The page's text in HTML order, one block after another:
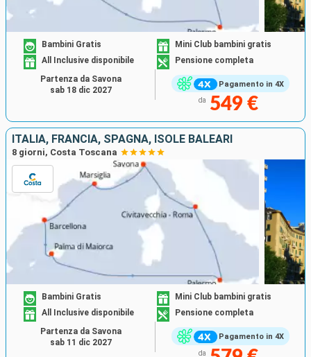
Pagamento in 4X
Bambini Gratis
Mini Club bambini gratis
All Inclusive disponibile
Pensione completa
da 549 €
Partenza da Savona
sab 18 dic 2027
ITALIA, FRANCIA, SPAGNA, ISOLE BALEARI
8 giorni, Costa Toscana
Pagamento in 4X
Bambini Gratis
Mini Club bambini gratis
All Inclusive disponibile
Pensione completa
da
Partenza da Savona
sab 11 dic 2027